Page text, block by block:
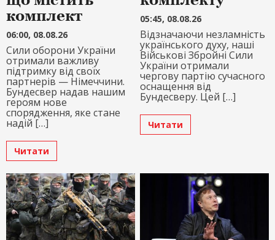
комплект
06:00, 08.08.26
Сили оборони України
отримали важливу
підтримку від своїх
партнерів — Німеччини.
Бундесвер надав нашим
героям нове
спорядження, яке стане
надій […]
Читати
05:45, 08.08.26
Відзначаючи незламність
українського духу, наші
Військові Збройні Сили
України отримали
чергову партію сучасного
оснащення від
Бундесверу. Цей […]
Читати